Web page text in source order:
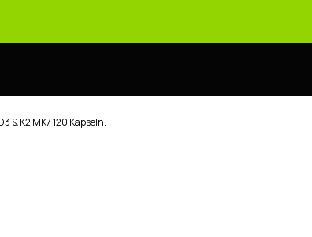
& K2 MK7 120 Kapseln.